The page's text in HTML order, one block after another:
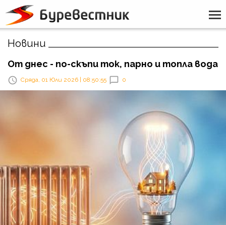
Новини
От днес - по-скъпи ток, парно и топла вода
Сряда, 01 Юли 2026 | 08:50:55 0